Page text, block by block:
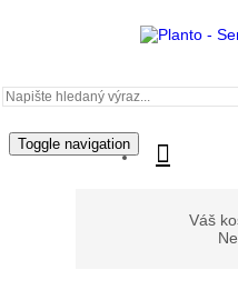
Toggle navigation
Váš